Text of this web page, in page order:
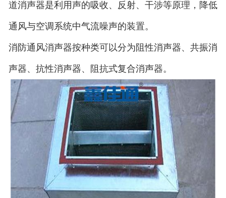
道消声器是利用声的吸收、反射、干涉等原理，降低
通风与空调系统中气流噪声的装置。
消防通风消声器按种类可以分为阻性消声器、共振消
声器、抗性消声器、阻抗式复合消声器。